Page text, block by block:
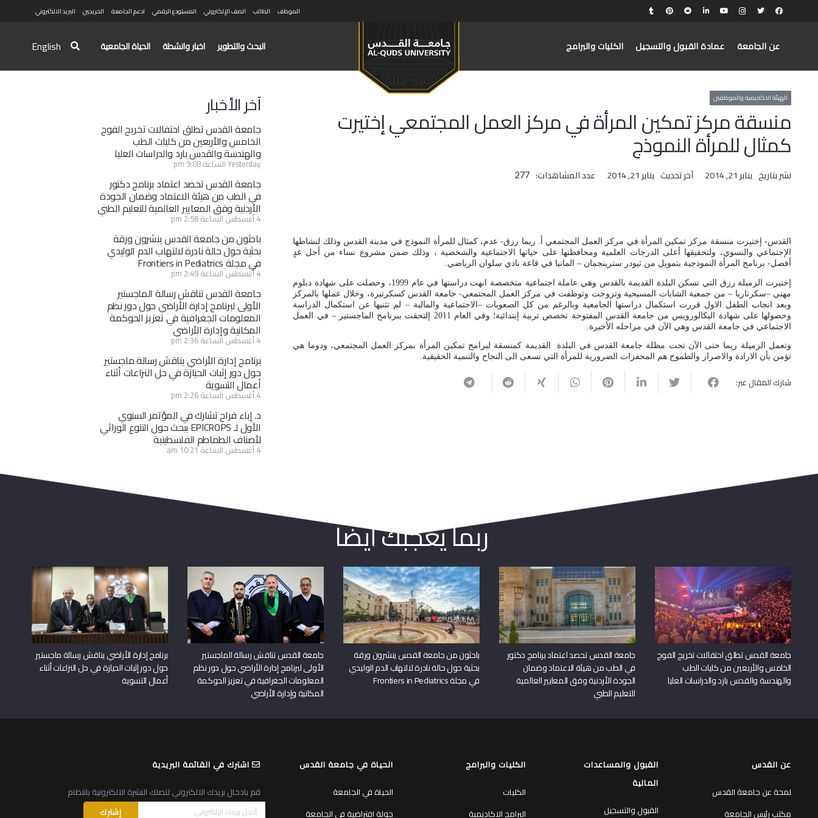
الموظف الطالب الصف الإلكتروني المستودع الرقمي ادعم الجامعة الخريجين البريد الالكتروني
عن الجامعة عمادة القبول والتسجيل الكليات والبرامج البحث والتطوير اخبار وانشطة الحياة الجامعية English
الهيئة الاكاديمية والموظفين
منسقة مركز تمكين المرأة في مركز العمل المجتمعي إختيرت
كمثال للمرأة النموذج
نشر بتاريخ يناير 21, 2014 آخر تحديث يناير 21, 2014 عدد المشاهدات: 277
القدس- إختيرت منسقة مركز تمكين المرأة في مركز العمل المجتمعي أ. ريما رزق- عدم، كمثال للمرأة النموذج في مدينة القدس وذلك لنشاطها
الإجتماعي والنسوي، ولتحقيقها أعلى الدرجات العلمية ومحافظتها على حياتها الاجتماعية والشخصية ، وذلك ضمن مشروع نساء من أجل غدٍ
أفضل- برنامج المرأة النموذجية بتمويل من ثيودر سترينجمان – المانيا في قاعة نادي سلوان الرياضي.
إختيرت الزميلة رزق التي تسكن البلدة القديمة بالقدس وهي عاملة اجتماعية متخصصة انهت دراستها في عام 1999، وحصلت على شهادة دبلوم
مهني –سكرتاريا – من جمعية الشابات المسيحية وتزوجت وتوظفت في مركز العمل المجتمعي- جامعة القدس كسكرتيرة، وخلال عملها بالمركز
وبعد انجاب الطفل الاول قررت استكمال دراستها الجامعية وبالرغم من كل الصعوبات –الاجتماعية والمالية – لم تثنيها عن استكمال الدراسة
وحصولها على شهادة البكالورويس من جامعة القدس المفتوحة تخصص تربية إبتدائية؛ وفي العام 2011 إلتحقت ببرنامج الماجستير – في العمل
الاجتماعي في جامعة القدس وهي الآن في مراحله الأخيرة.
وتعمل الزميلة ريما حتى الآن تحت مظلة جامعة القدس في البلدة القديمة كمنسقة لبرامج تمكين المرأة بمركز العمل المجتمعي، ودوما هي
تؤمن بأن الارادة والاصرار والطموح هم المحفزات الضرورية للمرأة التي تسعى الى النجاح والتنمية الحقيقية.
شارك المقال عبر:
آخر الأخبار
جامعة القدس تطلق احتفالات تخريج الفوج
الخامس والأربعين من كليات الطب
والهندسة والقدس بارد والدراسات العليا
Yesterday الساعة 9:08 pm
جامعة القدس تحصد اعتماد برنامج دكتور
في الطب من هيئة الاعتماد وضمان الجودة
الأردنية وفق المعايير العالمية للتعليم الطبي
4 أغسطس الساعة 2:58 pm
باحثون من جامعة القدس ينشرون ورقة
بحثية حول حالة نادرة لالتهاب الدم الوليدي
في مجلة Frontiers in Pediatrics
4 أغسطس الساعة 2:49 pm
جامعة القدس تناقش رسالة الماجستير
الأولى لبرنامج إدارة الأراضي حول دور نظم
المعلومات الجغرافية في تعزيز الحوكمة
المكانية وإدارة الأراضي
4 أغسطس الساعة 2:36 pm
برنامج إدارة الأراضي يناقش رسالة ماجستير
حول دور إثبات الحيازة في حل النزاعات أثناء
أعمال التسوية
4 أغسطس الساعة 2:26 pm
د. إباء فراح تشارك في المؤتمر السنوي
الأول لـ EPICROPS ببحث حول التنوع الوراثي
لأصناف الطماطم الفلسطينية
4 أغسطس الساعة 10:21 am
ربما يعجبك أيضا
جامعة القدس تطلق احتفالات تخريج الفوج
الخامس والأربعين من كليات الطب
والهندسة والقدس بارد والدراسات العليا
جامعة القدس تحصد اعتماد برنامج دكتور
في الطب من هيئة الاعتماد وضمان
الجودة الأردنية وفق المعايير العالمية
للتعليم الطبي
باحثون من جامعة القدس ينشرون ورقة
بحثية حول حالة نادرة لالتهاب الدم الوليدي
في مجلة Frontiers in Pediatrics
جامعة القدس تناقش رسالة الماجستير
الأولى لبرنامج إدارة الأراضي حول دور نظم
المعلومات الجغرافية في تعزيز الحوكمة
المكانية وإدارة الأراضي
برنامج إدارة الأراضي يناقش رسالة ماجستير
حول دور إثبات الحيازة في حل النزاعات أثناء
أعمال التسوية
عن القدس
لمحة عن جامعة القدس
مكتب رئيس الجامعة
القبول والمساعدات
المالية
القبول والتسجيل
الكليات والبرامج
الكليات
البرامج الاكاديمية
الحياة في جامعة القدس
الحياة في الجامعة
جولة افتراضية في الجامعة
اشترك في القائمة البريدية
قم بادخال بريدك الالكتروني لتصلك النشرة الالكترونية بانتظام